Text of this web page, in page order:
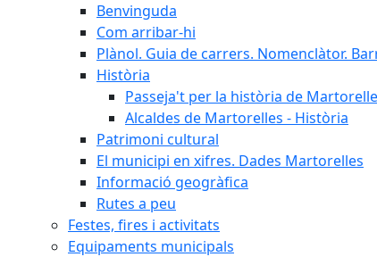
Benvinguda
Com arribar-hi
Plànol. Guia de carrers. Nomenclàtor.
Història
Passeja't per la història de
Alcaldes de Martorelles - Història
Patrimoni cultural
El municipi en xifres. Dades Martorelles
Informació geogràfica
Rutes a peu
Festes, fires i activitats
Equipaments municipals